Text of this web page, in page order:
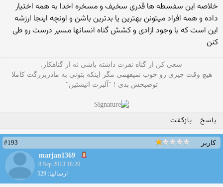
خلاصه این سفسطه ها قدری سخیف و مسخره اخدا به همه اختیار
داده و همه افراد میتونن بهترین یا بدترین باشن و اونچه اینجا ارزشه
این است که با وجود ازادی و کشش گناه انسانها مسیر درست رو طی
کنن
سعی کن از گناه نفرت داشته باشی نه از گناهکار.
هیچ وقت چیزی رو خوب نمیفهمی مگر اینکه بتونی به مادربزرگت کاملا
توضیحش بدی ! "آلبرت انیشتین"
پاسخ بازگفت
کاربر
#193
marjan1369
8 Sep 2013 18:20
ارسالها: 529